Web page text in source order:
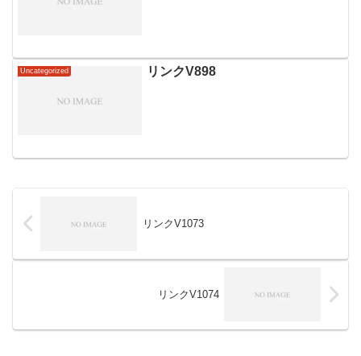
Uncategorized リンクV898
リンクV1073
リンクV1074